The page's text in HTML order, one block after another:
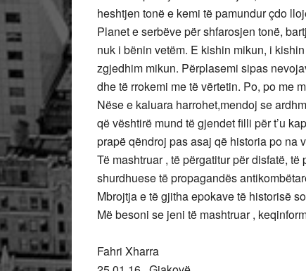
heshtjen tonë e kemi të pamundur çdo
Planet e serbëve për shfarosjen tonë,
nuk i bënin vetëm. E kishin mikun, i
zgjedhim mikun. Përplasemi sipas
dhe të rrokemi me të vërtetin. Po, po me
Nëse e kaluara harrohet,mendoj se
që vështirë mund të gjendet filli për t’u
prapë qëndroj pas asaj që historia po na
Të mashtruar , të përgatitur për disfatë,
shurdhuese të propagandës
Mbrojtja e të gjitha epokave të historisë
Më besoni se jeni të mashtruar ,
Fahri Xharra